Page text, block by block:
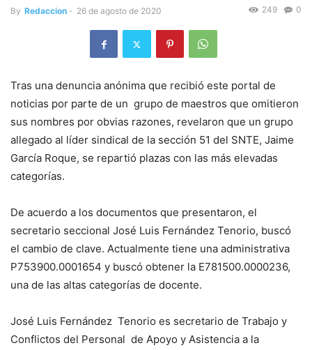
By Redaccion - 26 de agosto de 2020 0
249
Tras una denuncia anónima que recibió este portal de
noticias por parte de un grupo de maestros que omitieron
sus nombres por obvias razones, revelaron que un grupo
allegado al líder sindical de la sección 51 del SNTE, Jaime
García Roque, se repartió plazas con las más elevadas
categorías.
De acuerdo a los documentos que presentaron, el
secretario seccional José Luis Fernández Tenorio, buscó
el cambio de clave. Actualmente tiene una administrativa
P753900.0001654 y buscó obtener la E781500.0000236,
una de las altas categorías de docente.
José Luis Fernández Tenorio es secretario de Trabajo y
Conflictos del Personal de Apoyo y Asistencia a la